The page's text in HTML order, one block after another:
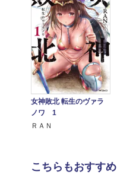
女神敗北 転生のヴァラ
ノワ 1
ＲＡＮ
こちらもおすすめ